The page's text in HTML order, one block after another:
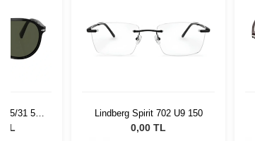
95/31 55
TL
Lindberg Spirit 702 U9 150
0,00 TL